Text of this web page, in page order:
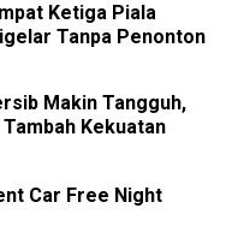
Ketiga Piala
Tanpa Penonton
Makin Tangguh,
Kekuatan
Car Free Night